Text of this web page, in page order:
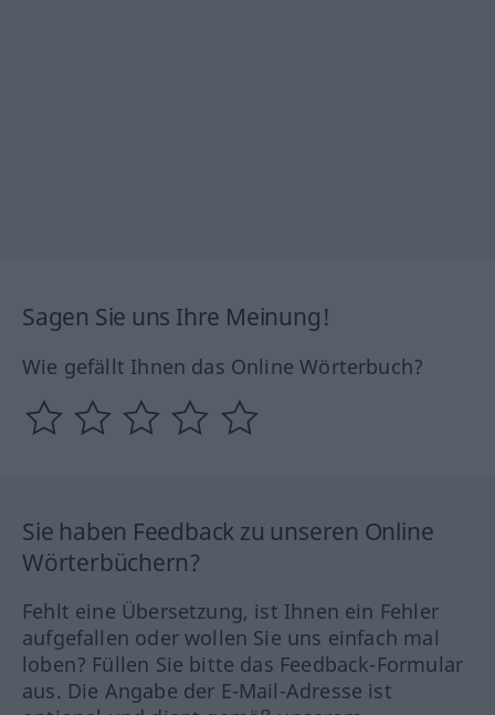
Sagen Sie uns Ihre Meinung!
Wie gefällt Ihnen das Online Wörterbuch?
Sie haben Feedback zu unseren Online
Wörterbüchern?
Fehlt eine Übersetzung, ist Ihnen ein Fehler
aufgefallen oder wollen Sie uns einfach mal
loben? Füllen Sie bitte das Feedback-Formular
aus. Die Angabe der E-Mail-Adresse ist